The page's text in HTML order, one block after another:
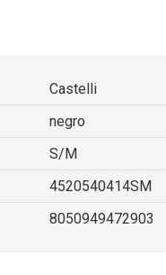
Castelli
negro
S/M
4520540414SM
8050949472903